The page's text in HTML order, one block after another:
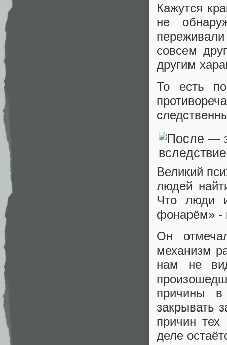
Кажутся
не
совсем
другим
То есть
Великий
людей
Что люди
фонарём» -
Он
механизм
нам не
причины
закрывать
причин
деле